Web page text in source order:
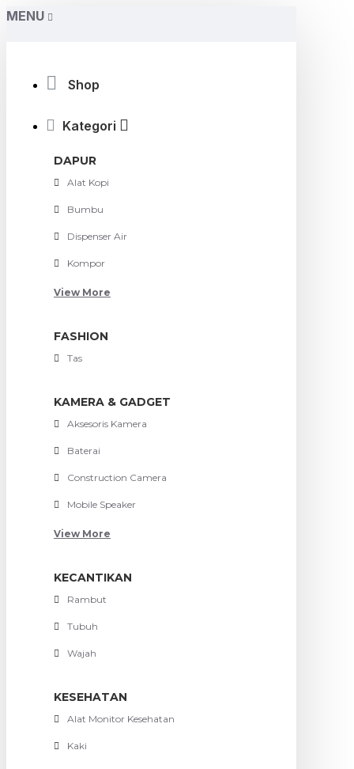
MENU
Shop
Kategori
DAPUR
Alat Kopi
Bumbu
Dispenser Air
Kompor
View More
FASHION
Tas
KAMERA & GADGET
Aksesoris Kamera
Baterai
Construction Camera
Mobile Speaker
View More
KECANTIKAN
Rambut
Tubuh
Wajah
KESEHATAN
Alat Monitor Kesehatan
Kaki